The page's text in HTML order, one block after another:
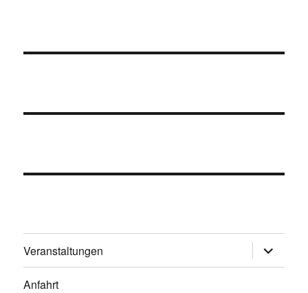
Veranstaltungen
öffnen
Anfahrt